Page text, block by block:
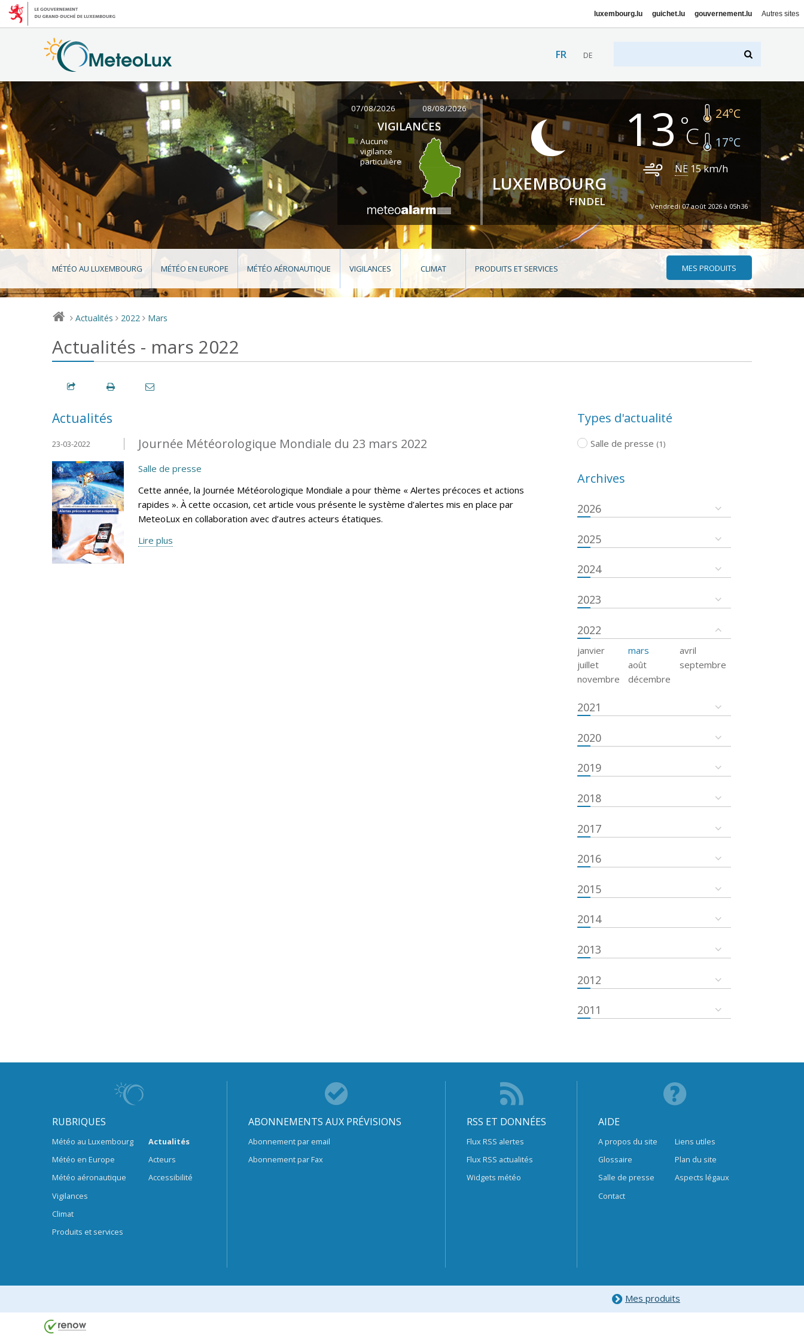
luxembourg.lu guichet.lu gouvernement.lu Autres sites
FR DE
07/08/2026 08/08/2026
VIGILANCES
Aucune
vigilance
particulière
LUXEMBOURG
FINDEL
13 24°C
17°C
NE 15km/h
Vendredi 07 août 2026 à 05h36
MÉTÉO AU LUXEMBOURG MÉTÉO EN EUROPE MÉTÉO AÉRONAUTIQUE VIGILANCES CLIMAT PRODUITS ET SERVICES MES PRODUITS
> Actualités > 2022 > Mars
Actualités - mars 2022
Actualités
Journée Météorologique Mondiale du 23 mars 2022
23-03-2022
Salle de presse
Cette année, la Journée Météorologique Mondiale a pour thème « Alertes précoces et actions
rapides ». À cette occasion, cet article vous présente le système d’alertes mis en place par
MeteoLux en collaboration avec d’autres acteurs étatiques.
Lire plus
Types d'actualité
Salle de presse (1)
Archives
2026
2025
2024
2023
2022
janvier mars
avril
juillet
août
septembre
novembre
décembre
2021
2020
2019
2018
2017
2016
2015
2014
2013
2012
2011
RUBRIQUES
Météo au Luxembourg
Météo en Europe
Météo aéronautique
Vigilances
Climat
Produits et services
Actualités
Acteurs
Accessibilité
ABONNEMENTS AUX PRÉVISIONS
Abonnement par email
Abonnement par Fax
RSS ET DONNÉES
Flux RSS alertes
Flux RSS actualités
Widgets météo
AIDE
A propos du site
Glossaire
Salle de presse
Contact
Liens utiles
Plan du site
Aspects légaux
Mes produits